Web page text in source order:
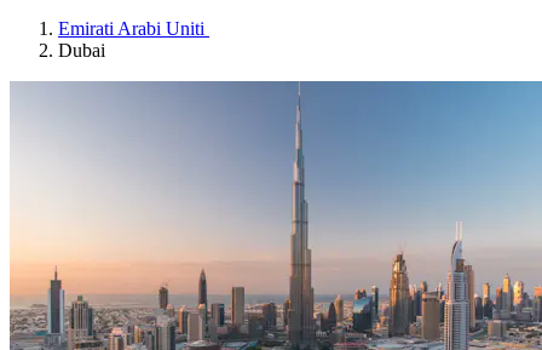
Emirati Arabi Uniti
Dubai